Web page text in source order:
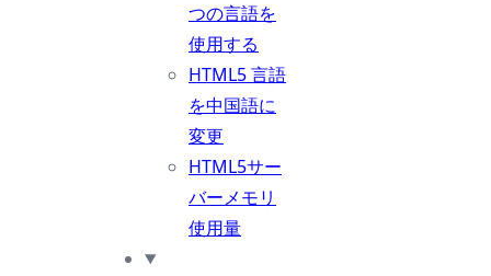
つの言語を
使用する
HTML5 言語
を中国語に
変更
HTML5サー
バーメモリ
使用量